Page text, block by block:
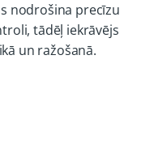
nodrošina precīzu
tādēļ iekrāvējs
un ražošanā.